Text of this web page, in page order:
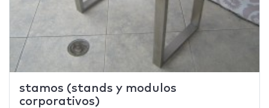
stamos (stands y modulos
corporativos)